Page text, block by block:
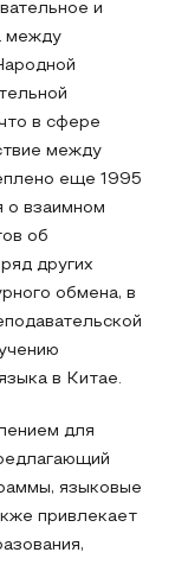
и
между
в сфере
между
еще 1995
о взаимном
об
других
обмена, в
в Китае.
для
языковые
привлекает